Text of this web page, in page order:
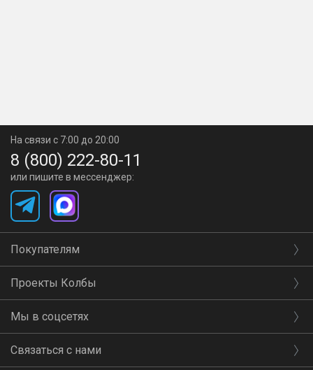
На связи с 7:00 до 20:00
8 (800) 222-80-11
или пишите в мессенджер:
Покупателям
Проекты Колбы
Мы в соцсетях
Связаться с нами